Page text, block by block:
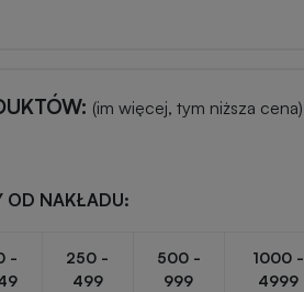
(im więcej, tym niższa cena)
OD NAKŁADU:
-
250 -
499
500 -
999
1000 -
4999